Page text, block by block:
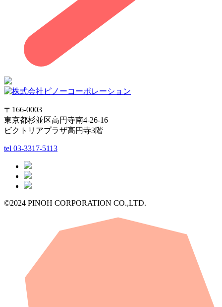
〒166-0003
東京都杉並区高円寺南4-26-16
ビクトリアプラザ高円寺3階
tel 03-3317-5113
©2024 PINOH CORPORATION CO.,LTD.